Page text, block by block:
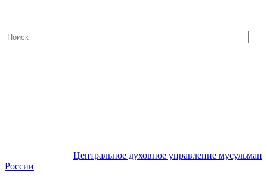
Центральное духовное управление мусульман
России